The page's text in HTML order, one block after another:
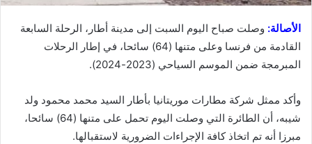
الأصالة: وصلت صباح اليوم السبت إلى مدينة أطار، الرحلة السابعة
القادمة من فرنسا وعلى متنها (64) سائحا، في إطار الرحلات
المبرمجة ضمن الموسم السياحي (2023-2024).
وأكد ممثل شركة مطارات موريتانيا بأطار السيد محمد محمود ولد
شيبه، أن الطائرة التي وصلت اليوم تحمل على متنها (64) سائحا،
مبرزا أنه تم اتخاذ كافة الإجراءات الضرورية لاستقبالها.